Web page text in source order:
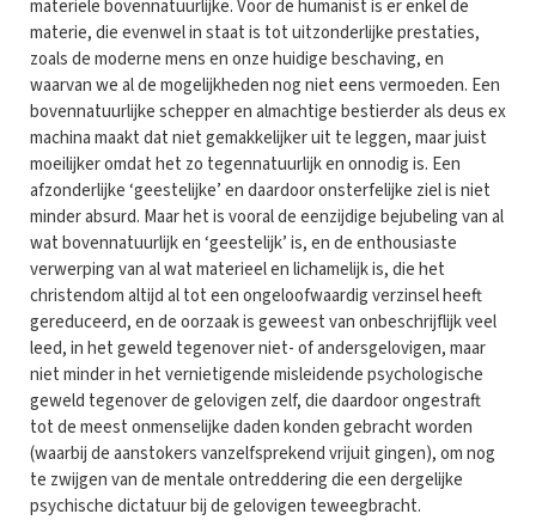
materiële bovennatuurlijke. Voor de humanist is er enkel de
materie, die evenwel in staat is tot uitzonderlijke prestaties,
zoals de moderne mens en onze huidige beschaving, en
waarvan we al de mogelijkheden nog niet eens vermoeden. Een
bovennatuurlijke schepper en almachtige bestierder als deus ex
machina maakt dat niet gemakkelijker uit te leggen, maar juist
moeilijker omdat het zo tegennatuurlijk en onnodig is. Een
afzonderlijke ‘geestelijke’ en daardoor onsterfelijke ziel is niet
minder absurd. Maar het is vooral de eenzijdige bejubeling van al
wat bovennatuurlijk en ‘geestelijk’ is, en de enthousiaste
verwerping van al wat materieel en lichamelijk is, die het
christendom altijd al tot een ongeloofwaardig verzinsel heeft
gereduceerd, en de oorzaak is geweest van onbeschrijflijk veel
leed, in het geweld tegenover niet- of andersgelovigen, maar
niet minder in het vernietigende misleidende psychologische
geweld tegenover de gelovigen zelf, die daardoor ongestraft
tot de meest onmenselijke daden konden gebracht worden
(waarbij de aanstokers vanzelfsprekend vrijuit gingen), om nog
te zwijgen van de mentale ontreddering die een dergelijke
psychische dictatuur bij de gelovigen teweegbracht.